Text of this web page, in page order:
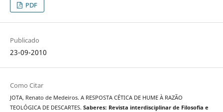
PDF
Publicado
23-09-2010
Como Citar
JOTA, Renato de Medeiros. A RESPOSTA CÉTICA DE HUME À RAZÃO
TEOLÓGICA DE DESCARTES. Saberes: Revista interdisciplinar de Filosofia e